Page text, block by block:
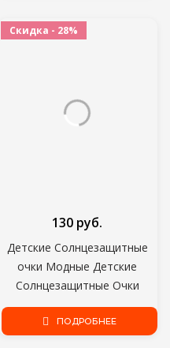
Приборной Панели Двери
Edgein Автомобиль-стайлинг
Скидка - 28%
Детские Солнцезащитные
очки Модные Детские
Солнцезащитные Очки
Модные Девушки Мальчики
Милый Мультфильм
130 руб.
ПОДРОБНЕЕ